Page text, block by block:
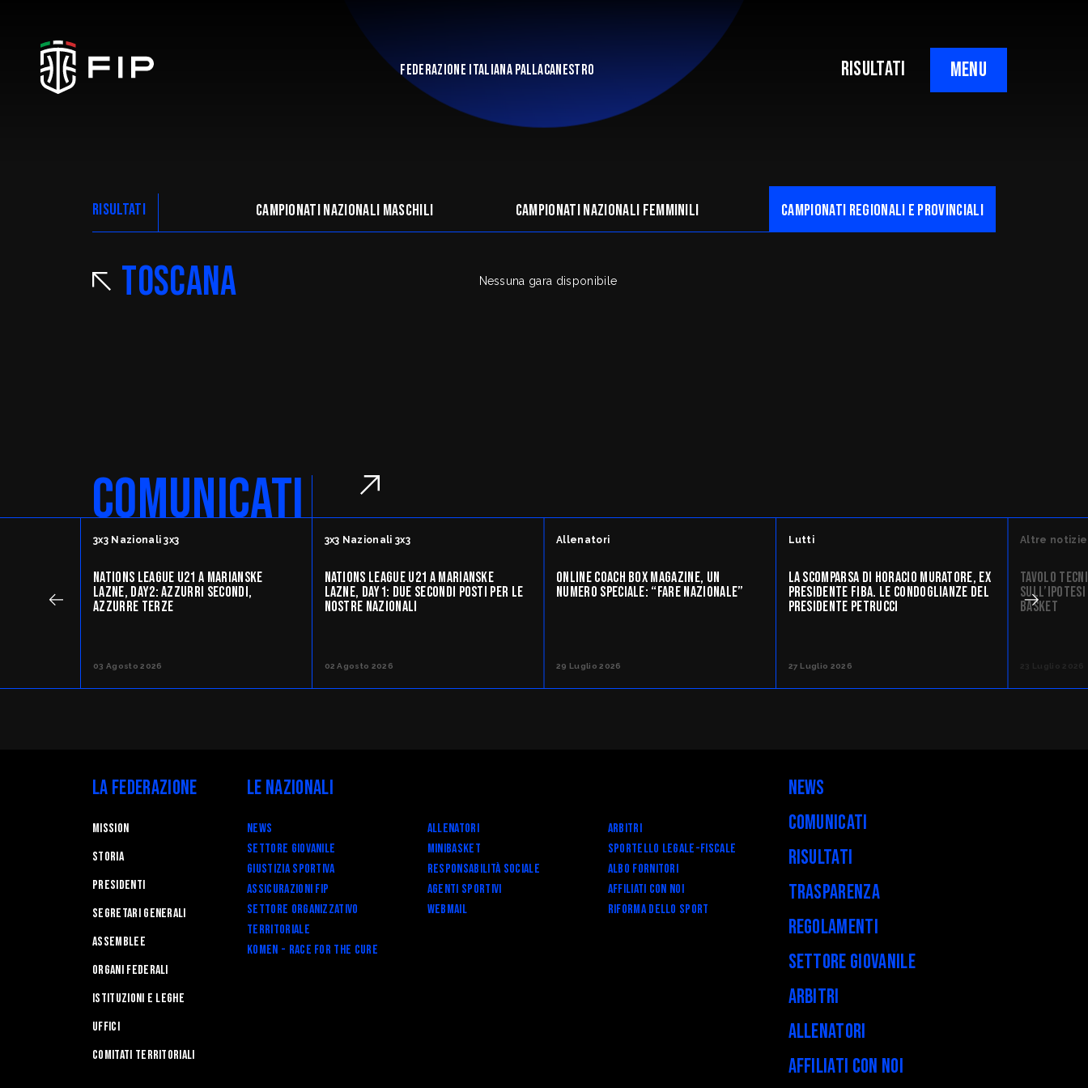
FEDERAZIONE ITALIANA PALLACANESTRO RISULTATI MENU
La Federazione
Ticketing
Regolamenti
Comitati Regionali
FipOnLine
myFIP
News
Allenatori
Minibasket
SPORTELLO LEGALE-FISCALE
Giustizia Sportiva
Responsabilità Sociale
Albo fornitori
Assicurazioni FIP
Agenti Sportivi
Territoriale
RIFORMA DELLO SPORT
Komen - Race for the Cure
RISULTATI Campionati nazionali maschili Campionati nazionali femminili CAMpionati regionali e provinciali
Toscana Nessuna gara disponibile
COMUNICATI
3x3 Nazionali 3x3
NATIONS LEAGUE U21 A MARIANSKE
LAZNE, DAY2: AZZURRI SECONDI,
AZZURRE TERZE
03 Agosto 2026
3x3 Nazionali 3x3
NATIONS LEAGUE U21 A MARIANSKE
LAZNE, DAY1: DUE SECONDI POSTI PER LE
NOSTRE NAZIONALI
02 Agosto 2026
Allenatori
ONLINE COACH BOX MAGAZINE, UN
NUMERO SPECIALE: “FARE NAZIONALE”
29 Luglio 2026
Lutti
LA SCOMPARSA DI HORACIO MURATORE, EX
PRESIDENTE FIBA. LE CONDOGLIANZE DEL
PRESIDENTE PETRUCCI
27 Luglio 2026
Altre notizie
TAVOLO
BASKET
La Federazione
Mission
STORIA
Presidenti
Segretari generali
Assemblee
Organi federali
Istituzioni e leghe
Uffici
Comitati Territoriali
Le Nazionali
News Allenatori
Arbitri
Settore Giovanile
Minibasket
SPORTELLO LEGALE-FISCALE
Giustizia Sportiva
Responsabilità Sociale
Albo fornitori
Assicurazioni FIP
Agenti Sportivi
Affiliati con noi
Settore Organizzativo
Territoriale
Webmail RIFORMA DELLO SPORT
Komen - Race for the Cure
News
Comunicati
Risultati
Trasparenza
Regolamenti
Settore Giovanile
Arbitri
Allenatori
Affiliati con noi